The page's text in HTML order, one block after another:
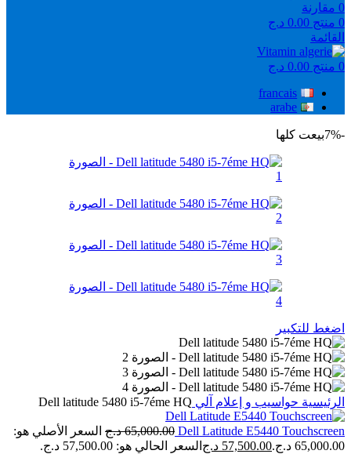
0 مقارنة
0 منتج 0.00 د.ج
القائمة
0 منتج 0.00 د.ج
francais
arabe
-7% بيعت كلها
اضغط للتكبير
الرئيسية حواسيب و إعلام آلي Dell latitude 5480 i5-7éme HQ
Dell Latitude E5440 Touchscreen
65,000.00 د.ج السعر الأصلي هو:
65,000.00 د.ج.
57,500.00 د.ج السعر الحالي هو: 57,500.00 د.ج.